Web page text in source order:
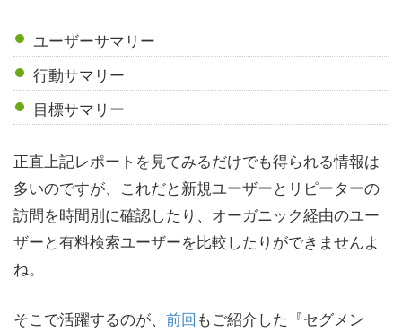
ユーザーサマリー
行動サマリー
目標サマリー
正直上記レポートを見てみるだけでも得られる情報は
多いのですが、これだと新規ユーザーとリピーターの
訪問を時間別に確認したり、オーガニック経由のユー
ザーと有料検索ユーザーを比較したりができませんよ
ね。
そこで活躍するのが、 前回 もご紹介した『セグメン